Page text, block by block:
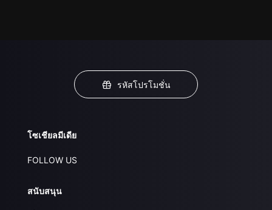
รหัสโปรโมชั่น
โซเชียลมีเดีย
FOLLOW US
สนับสนุน